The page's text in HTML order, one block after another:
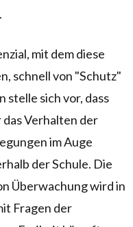
mit dem diese
schnell von "Schutz"
stelle sich vor, dass
Verhalten der
im Auge
der Schule. Die
Überwachung wird in
Fragen der